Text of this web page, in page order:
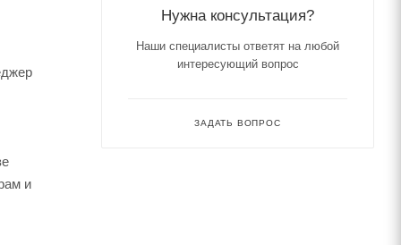
и
Нужна консультация?
Наши специалисты ответят на любой
интересующий вопрос
ЗАДАТЬ ВОПРОС